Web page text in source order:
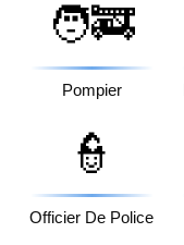
🧑‍🚒
Pompier
👮
Officier De Police